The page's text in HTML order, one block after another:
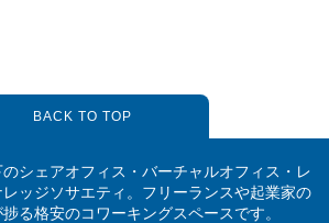
BACK TO TOP
シェアオフィス・バーチャルオフィス・レ
ッジソサエティ。フリーランスや起業家の
る格安のコワーキングスペースです。